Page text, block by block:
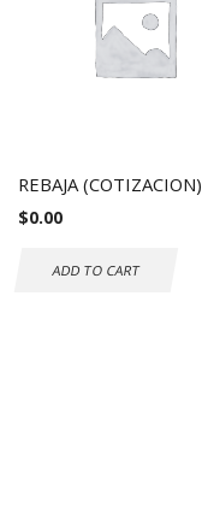
REBAJA (COTIZACION)
$0.00
ADD TO CART